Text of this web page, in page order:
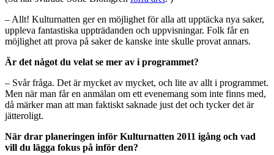
– Allt! Kulturnatten ger en möjlighet för alla att upptäcka nya saker,
uppleva fantastiska uppträdanden och uppvisningar. Folk får en
möjlighet att prova på saker de kanske inte skulle provat annars.
Är det något du velat se mer av i programmet?
– Svår fråga. Det är mycket av mycket, och lite av allt i programmet.
Men när man får en anmälan om ett evenemang som inte finns med,
då märker man att man faktiskt saknade just det och tycker det är
jätteroligt.
När drar planeringen inför Kulturnatten 2011 igång och vad
vill du lägga fokus på inför den?